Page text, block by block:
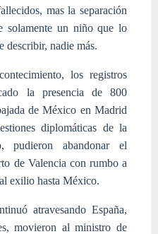
mas la separación
solamente un niño que lo
describir, nadie más.
los registros
la presencia de 800
de México en Madrid
diplomáticas de la
pudieron abandonar el
de Valencia con rumbo a
exilio hasta México.
atravesando España,
movieron al ministro de